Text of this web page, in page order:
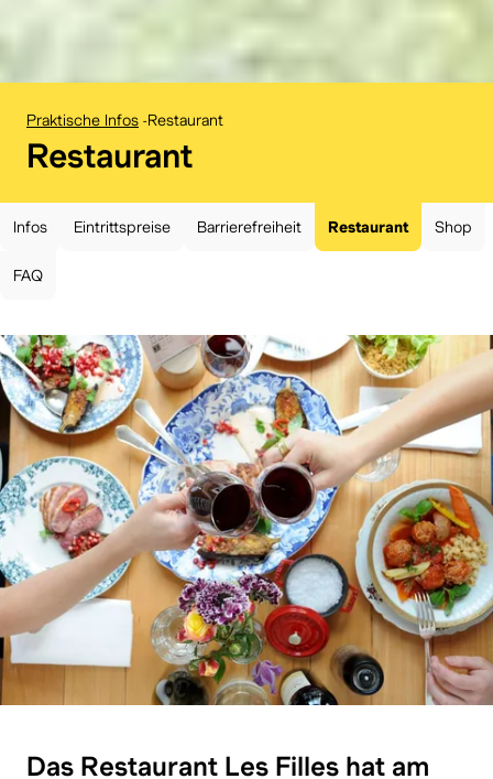
Praktische Infos -Restaurant
:
Restaurant
Infos Eintrittspreise Barrierefreiheit Restaurant Shop
FAQ
Das Restaurant Les Filles hat am